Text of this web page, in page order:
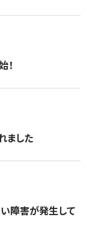
！
ました
い障害が発生して